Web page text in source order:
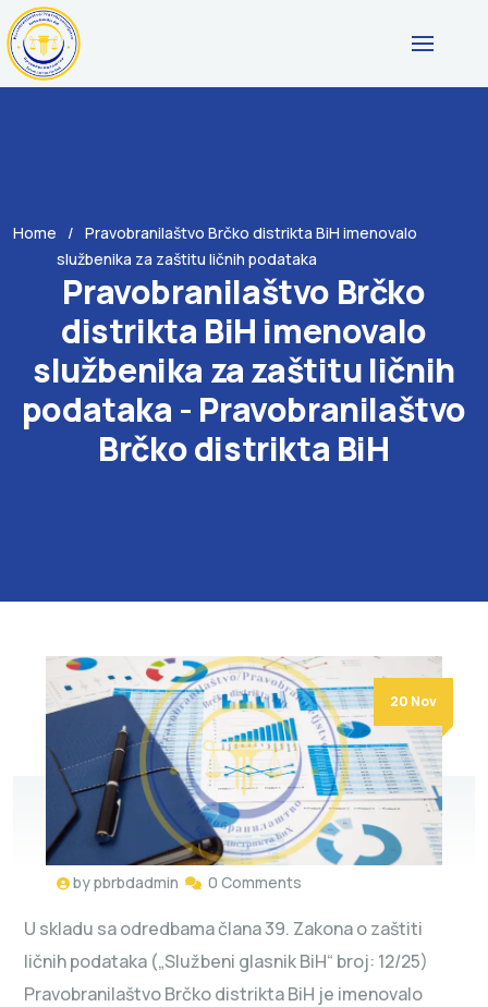
Home
Pravobranilaštvo Brčko distrikta BiH imenovalo
službenika za zaštitu ličnih podataka
Pravobranilaštvo Brčko
distrikta BiH imenovalo
službenika za zaštitu ličnih
podataka - Pravobranilaštvo
Brčko distrikta BiH
20 Nov
bypbrbdadmin 0 Comments
U skladu sa odredbama člana 39. Zakona o zaštiti
ličnih podataka („Službeni glasnik BiH“ broj: 12/25)
Pravobranilaštvo Brčko distrikta BiH je imenovalo